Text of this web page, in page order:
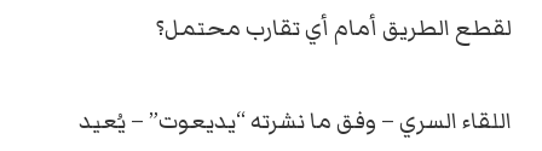
لقطع الطريق أمام أي تقارب محتمل؟
اللقاء السري – وفق ما نشرته “يديعوت” – يُعيد